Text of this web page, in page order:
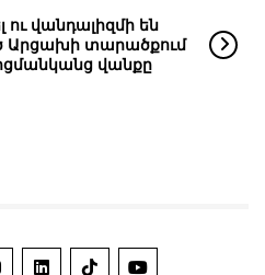
ու վանդալիզմի են
Արցախի տարածքում
վանքը